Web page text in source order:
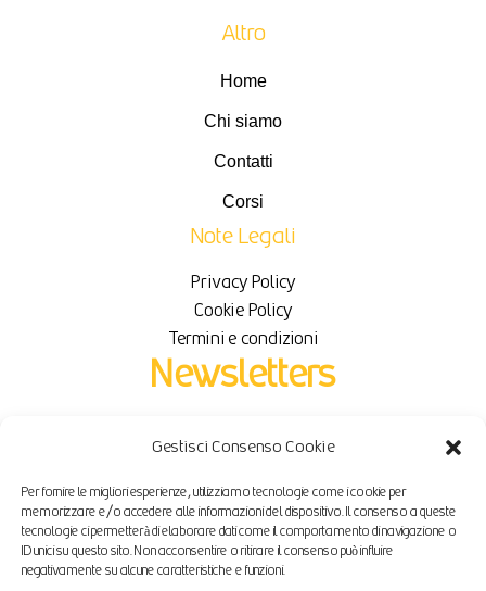
Gestisci Consenso Cookie
Per fornire le migliori esperienze, utilizziamo tecnologie come i cookie per
memorizzare e/o accedere alle informazioni del dispositivo. Il consenso a queste
tecnologie ci permetterà di elaborare dati come il comportamento di navigazione o
ID unici su questo sito. Non acconsentire o ritirare il consenso può influire
negativamente su alcune caratteristiche e funzioni.
Altro
Home
Chi siamo
Contatti
Corsi
Note Legali
Privacy Policy
Cookie Policy
Termini e condizioni
Newsletters